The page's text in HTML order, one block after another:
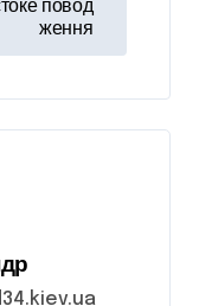
повод
ження